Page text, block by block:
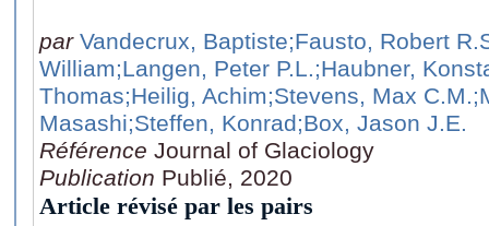
par Vandecrux, Baptiste;Fausto, Robert
William;Langen, Peter P.L.;Haubner,
Thomas;Heilig, Achim;Stevens, Max C.M.
Masashi;Steffen, Konrad;Box, Jason J.E.
Référence Journal of Glaciology
Publication Publié, 2020
Article révisé par les pairs